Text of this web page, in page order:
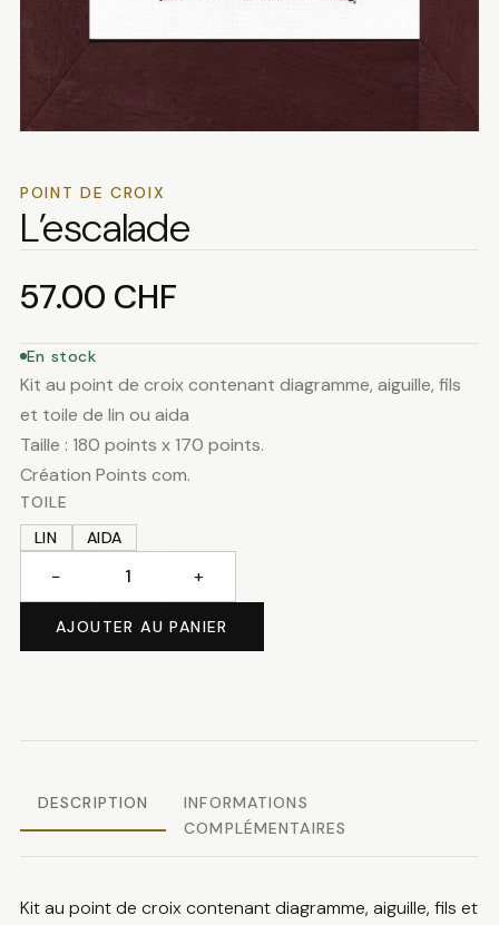
POINT DE CROIX
L’escalade
57.00 CHF
En stock
Kit au point de croix contenant diagramme, aiguille, fils
et toile de lin ou aida
Taille : 180 points x 170 points.
Création Points com.
TOILE
LIN
AIDA
L'escalade
− +
AJOUTER AU PANIER
DESCRIPTION
INFORMATIONS
COMPLÉMENTAIRES
Kit au point de croix contenant diagramme, aiguille, fils et